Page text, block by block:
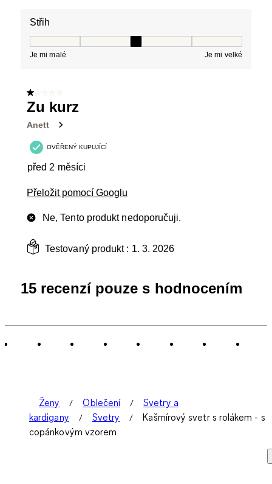
Střih
Je mi malé Je mi velké
1 z 5 hvězdiček.
Zu kurz
Anett
OVĚŘENÝ KUPUJÍCÍ
před 2 měsíci
Přeložit pomocí Googlu
Ne, Tento produkt nedoporučuji.
Testovaný produkt : 1. 3. 2026
15 recenzí pouze s hodnocením
Ženy Oblečení
Svetry a
kardigany
Svetry
Kašmírový svetr s rolákem - s
copánkovým vzorem